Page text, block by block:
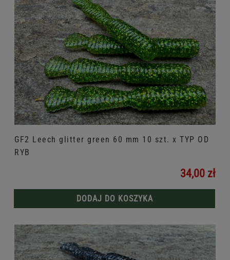
GF2 Leech glitter green 60 mm 10 szt. x TYP OD
RYB
34,00 zł
DODAJ DO KOSZYKA